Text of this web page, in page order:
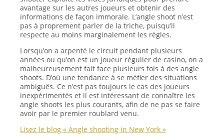
avantage sur les autres joueurs et obtenir des
informations de façon immorale. L’angle shoot n’est
pas à proprement parler de la triche, puisqu’il
respecte au moins marginalement les règles.
Lorsqu’on a arpenté le circuit pendant plusieurs
années ou qu’on est un joueur régulier de casino, on a
malheureusement fait face plusieurs fois à des angle
shoots. D’où une tendance à se méfier des situations
ambiguës. Ce n’est pas toujours le cas des joueurs
inexpérimentés et il est intéressant de connaître les
angle shoots les plus courants, afin de ne pas se faire
avoir par le premier roublard venu.
Lisez le blog « Angle shooting in New York »